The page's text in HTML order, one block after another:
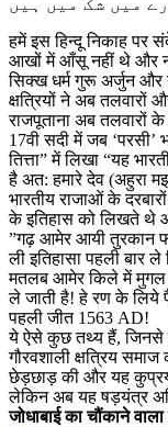
हमें इस हिन्दू निकाह पर
आखों में आँसू नहीं थे और ना
सिक्ख धर्म गुरू अर्जुन और
क्षत्रियों ने अब तलवारों
राजपूताना अब तलवारों
17वी सदी में जब
तित्ता” में लिखा “यह
है अत: हमारे देव (अहुरा
भारतीय राजाओं के
के इतिहास को लिखते थे
”गढ़ आमेर आयी तुरकान
ली इतिहासा पहली बार
मतलब आमेर किले में मुगल
ले जाती है! हे रण के लिये
पहली जीत 1563 AD!
ये ऐसे कुछ तथ्य हैं, जिनसे
गौरवशाली क्षत्रिय
छेड़छाड़ की और यह
लेकिन अब यह षड़यंत्र
जोधाबाई का चौंकाने